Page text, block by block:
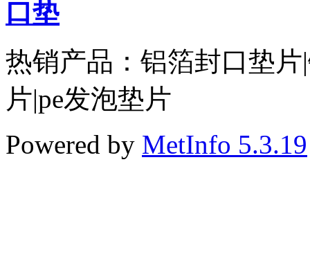
口垫
热销产品：铝箔封口垫
片|pe发泡垫片
Powered by MetInfo 5.3.19